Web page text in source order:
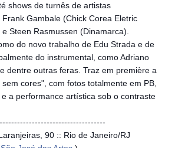
shows de turnês de artistas
Gambale (Chick Corea Eletric
Steen Rasmussen (Dinamarca).
do novo trabalho de Edu Strada e de
do instrumental, como Adriano
dentre outras feras. Traz em première a
cores", com fotos totalmente em PB,
a performance artística sob o contraste
------------------------------------
90 :: Rio de Janeiro/RJ